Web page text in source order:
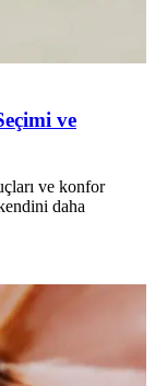
ve
ve konfor
daha